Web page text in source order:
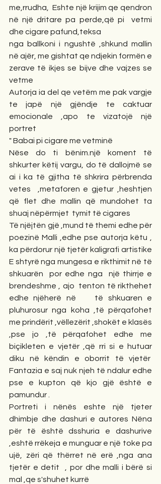
me,rrudha,  Eshte një krijim qe qendron
në një dritare pa perde,që pi  vetmi
dhe cigare pafund,teksa
nga ballkoni i ngushtë ,shkund mallin
në ajër, me gishtat qe ndjekin formën e
zerave të ikjes se bijve dhe vajzes se
vetme
Autorja ia del qe vetëm me pak vargje
te japë një gjëndje te caktuar
emocionale ,apo te vizatojë një
portret
" Babai pi cigare me vetminë
Nëse do ti bënim.një koment të
shkurter këtij vargu, do të dallojmë se
ai i ka të gjitha të shkrira përbrenda
vetes  ,metaforen e gjetur ,heshtjen
që flet dhe mallin që mundohet ta
shuaj nëpërmjet  tymit të cigares
Të njëjtën gjë ,mund të themi edhe për
poezinë Malli ,edhe pse autorja këtu ,
ka përdorur një tjetër kaligrafi artistike
E shtyrë nga mungesa e rikthimit në të
shkuarën  por edhe nga  një thirrje e
brendeshme , ajo  tenton të rikthehet
edhe njëherë në    të shkuaren e
pluhurosur nga koha ,të përqafohet
me prindërit ,vëllezërit ,shokët e klasës
,pse jo ,të përqafohet edhe me
biçikleten e vjetër ,që rri si e hutuar
diku në këndin e oborrit të vjetër
Fantazia e saj nuk njeh të ndalur edhe
pse e kupton që kjo gjë është e
pamundur .
Portreti i nënës eshte një tjeter
dhimbje dhe dashuri e autores Nëna
për të është dsshuria e dashurive
,eshtë rrëkeja e munguar e një toke pa
ujë, zëri që thërret në erë ,nga ana
tjetër e detit  , por dhe malli i bërë si
mal ,qe s'shuhet kurrë